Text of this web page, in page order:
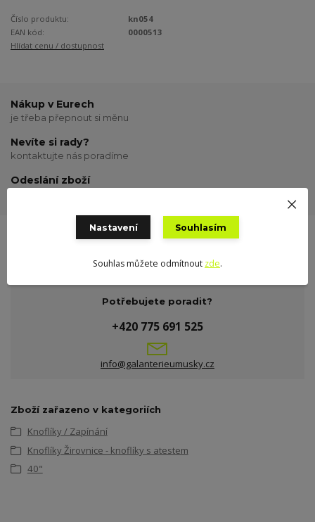
Číslo produktu:
kn054
EAN kód:
0000513
Hlídat cenu / dostupnost
Nákup v Eurech
je třeba přepnout si měnu
Nevíte si rady?
kontaktujte nás poradíme
Odeslání zboží
Potřebujete poradit?
+420 775 691 525
info@galanterieumusky.cz
Zboží zařazeno v kategoriích
Knoflíky / Zapínání
Knoflíky Žirovnice - knoflíky s atestem
40"
Nastavení Souhlasím
Souhlas můžete odmítnout zde.